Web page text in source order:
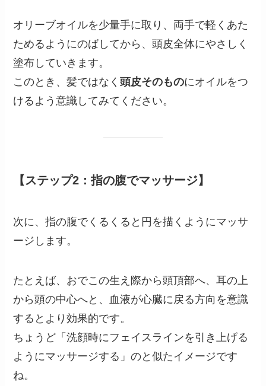
オリーブオイルを少量手に取り、両手で軽くあた
ためるようにのばしてから、頭皮全体にやさしく
塗布していきます。
このとき、髪ではなく頭皮そのものにオイルをつ
けるよう意識してみてください。
【ステップ2：指の腹でマッサージ】
次に、指の腹でくるくると円を描くようにマッサ
ージします。
たとえば、おでこの生え際から頭頂部へ、耳の上
から頭の中心へと、血液が心臓に戻る方向を意識
するとより効果的です。
ちょうど「洗顔時にフェイスラインを引き上げる
ようにマッサージする」のと似たイメージです
ね。